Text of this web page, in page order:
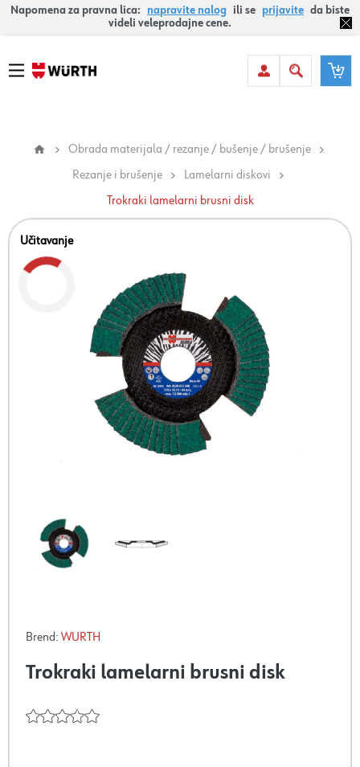
Napomena za pravna lica: napravite nalog ili se prijavite da biste
videli veleprodajne cene.
Obrada materijala / rezanje / bušenje / brušenje
Rezanje i brušenje
Lamelarni diskovi
Trokraki lamelarni brusni disk
Učitavanje
Brend: WURTH
Trokraki lamelarni brusni disk